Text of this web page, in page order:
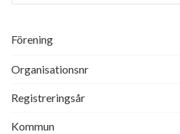
Förening
Organisationsnr
Registreringsår
Kommun